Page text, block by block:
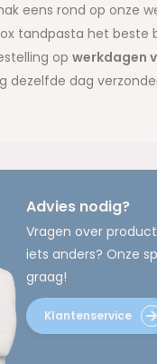
eens rond op onze
tandpasta het beste
opwerkdagen
dezelfde dag
Advies nodig?
Vragen over
iets anders? Onze
graag!
Klantenservice